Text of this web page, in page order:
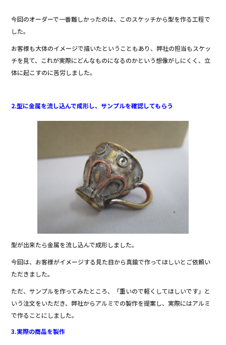
今回のオーダーで一番難しかったのは、このスケッチから型を作る工程で
した。
お客様も大体のイメージで描いたということもあり、弊社の担当もスケッ
チを見て、これが実際にどんなものになるのかという想像がしにくく、立
体に起こすのに苦労しました。
2.型に金属を流し込んで成形し、サンプルを確認してもらう
型が出来たら金属を流し込んで成形しました。
今回は、お客様がイメージする見た目から真鍮で作ってほしいとご依頼い
ただきました。
ただ、サンプルを作ってみたところ、「重いので軽くしてほしいです」と
いう注文をいただき、弊社からアルミでの製作を提案し、実際にはアルミ
で作ることにしました。
3.実際の商品を製作